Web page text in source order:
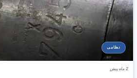
نظامی
2 ماه پیش